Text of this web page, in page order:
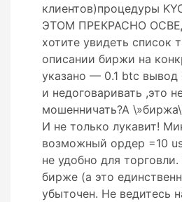
клиентов)процедуры
ЭТОМ ПРЕКРАСНО
хотите увидеть список
описании биржи на
указано — 0.1 btc вывод
и недоговаривать ,это
мошенничать?А
И не только лукавит!
возможный ордер =10
не удобно для
бирже (а это
убыточен. Не ведитесь